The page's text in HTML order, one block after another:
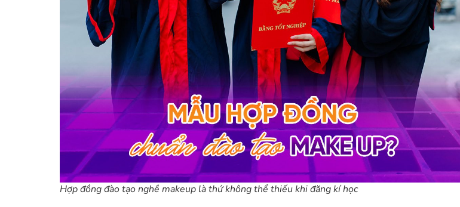
Hợp đồng đào tạo nghề makeup là thứ không thể thiếu khi đăng kí học